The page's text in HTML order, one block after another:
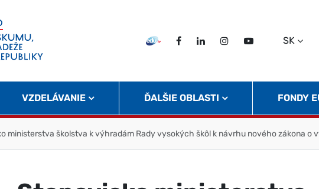
EDU TVFacebookLinkedInInstagram
Twitter
SK
VZDELÁVANIE ĎALŠIE OBLASTI FONDY
ministerstva školstva k výhradám Rady vysokých škôl k návrhu nového zákona o